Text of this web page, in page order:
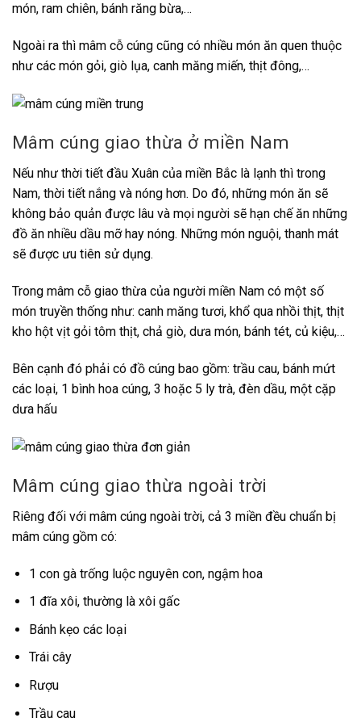
món, ram chiên, bánh răng bừa,…
Ngoài ra thì mâm cỗ cúng cũng có nhiều món ăn quen thuộc
như các món gỏi, giò lụa, canh măng miến, thịt đông,…
Mâm cúng giao thừa ở miền Nam
Nếu như thời tiết đầu Xuân của miền Bắc là lạnh thì trong
Nam, thời tiết nắng và nóng hơn. Do đó, những món ăn sẽ
không bảo quản được lâu và mọi người sẽ hạn chế ăn những
đồ ăn nhiều dầu mỡ hay nóng. Những món nguội, thanh mát
sẽ được ưu tiên sử dụng.
Trong mâm cỗ giao thừa của người miền Nam có một số
món truyền thống như: canh măng tươi, khổ qua nhồi thịt, thịt
kho hột vịt gỏi tôm thịt, chả giò, dưa món, bánh tét, củ kiệu,…
Bên cạnh đó phải có đồ cúng bao gồm: trầu cau, bánh mứt
các loại, 1 bình hoa cúng, 3 hoặc 5 ly trà, đèn dầu, một cặp
dưa hấu
Mâm cúng giao thừa ngoài trời
Riêng đối với mâm cúng ngoài trời, cả 3 miền đều chuẩn bị
mâm cúng gồm có:
1 con gà trống luộc nguyên con, ngậm hoa
1 đĩa xôi, thường là xôi gấc
Bánh kẹo các loại
Trái cây
Rượu
Trầu cau